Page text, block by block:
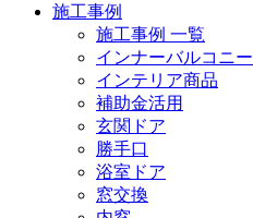
施工事例
施工事例 一覧
インナーバルコニー
インテリア商品
補助金活用
玄関ドア
勝手口
浴室ドア
窓交換